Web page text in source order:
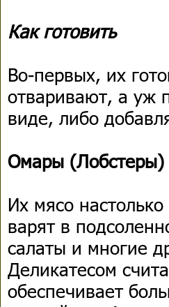
Как готовить
Во-первых, их
отваривают, а уж
виде, либо
Омары (Лобстеры)
Их мясо
варят в
салаты и многие
Деликатесом
обеспечивает